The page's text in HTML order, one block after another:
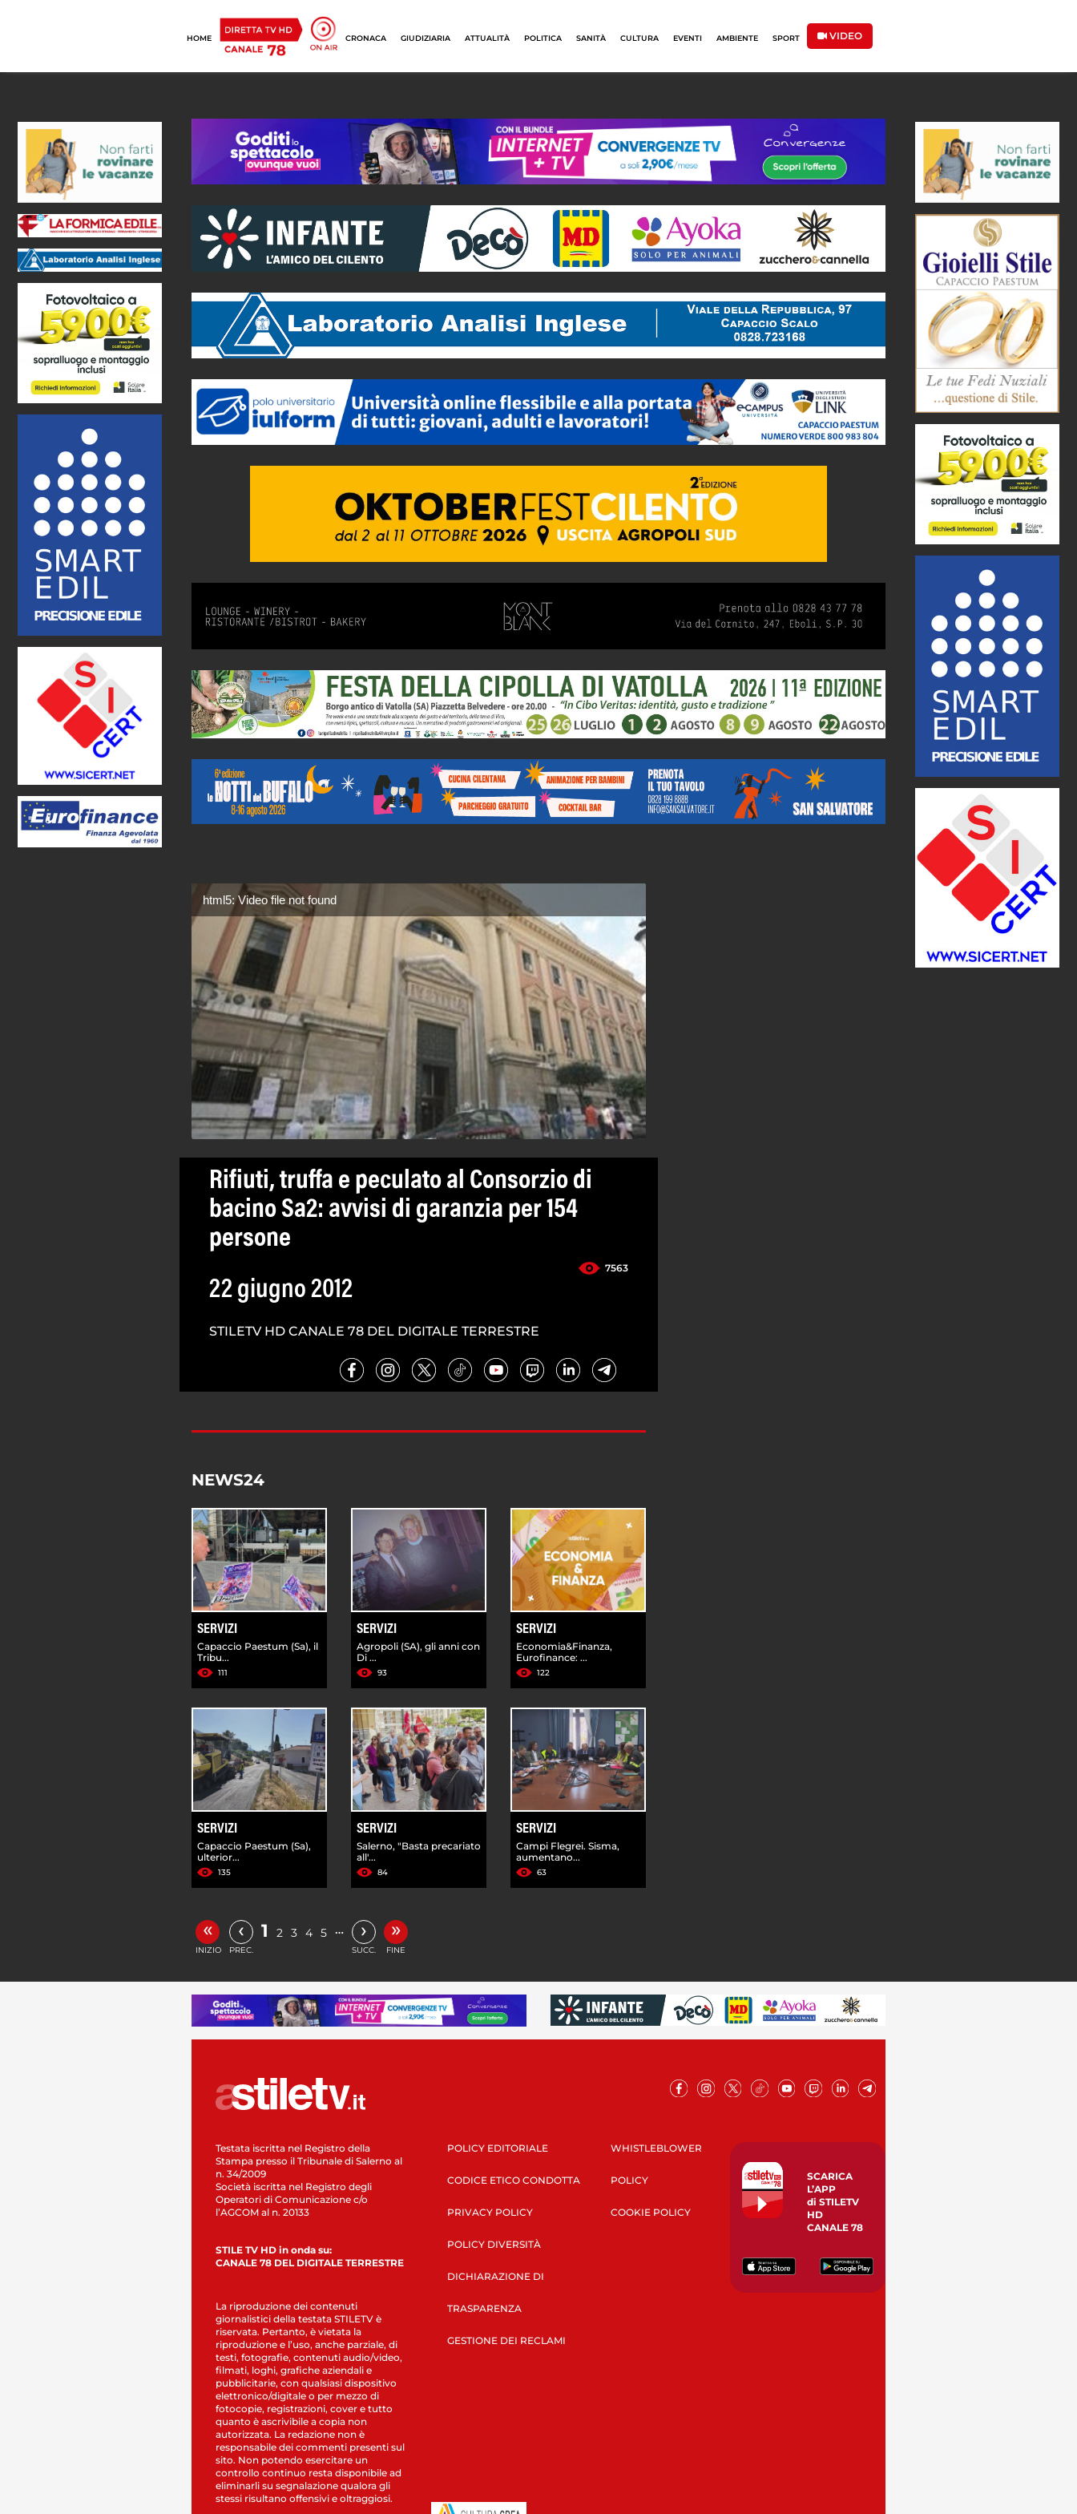
HOME CRONACA GIUDIZIARIA ATTUALITÀ POLITICA SANITÀ CULTURA EVENTI AMBIENTE SPORT VIDEO
html5: Video file not found
Rifiuti, truffa e peculato al Consorzio di
bacino Sa2: avvisi di garanzia per 154
persone
7563
22 giugno 2012
STILETV HD CANALE 78 DEL DIGITALE TERRESTRE
NEWS24
SERVIZI
Capaccio Paestum (Sa), il
Tribu...
111
SERVIZI
Agropoli (SA), gli anni con
Di ...
93
SERVIZI
Economia&Finanza,
Eurofinance: ...
122
SERVIZI
Capaccio Paestum (Sa),
ulterior...
135
SERVIZI
Salerno, "Basta precariato
all'...
84
SERVIZI
Campi Flegrei. Sisma,
aumentano...
63
«
INIZIO
‹
PREC.
1 2 3 4 5 … ›
SUCC.
»
FINE
Testata iscritta nel Registro della
Stampa presso il Tribunale di Salerno al
n. 34/2009
Società iscritta nel Registro degli
Operatori di Comunicazione c/o
l’AGCOM al n. 20133
STILE TV HD in onda su:
CANALE 78 DEL DIGITALE TERRESTRE
La riproduzione dei contenuti
giornalistici della testata STILETV è
riservata. Pertanto, è vietata la
riproduzione e l’uso, anche parziale, di
testi, fotografie, contenuti audio/video,
filmati, loghi, grafiche aziendali e
pubblicitarie, con qualsiasi dispositivo
elettronico/digitale o per mezzo di
fotocopie, registrazioni, cover e tutto
quanto è ascrivibile a copia non
autorizzata. La redazione non è
responsabile dei commenti presenti sul
sito. Non potendo esercitare un
controllo continuo resta disponibile ad
eliminarli su segnalazione qualora gli
stessi risultano offensivi e oltraggiosi.
POLICY EDITORIALE
CODICE ETICO CONDOTTA
PRIVACY POLICY
POLICY DIVERSITÀ
DICHIARAZIONE DI
TRASPARENZA
GESTIONE DEI RECLAMI
WHISTLEBLOWER
POLICY
COOKIE POLICY
SCARICA
L’APP
di STILETV
HD
CANALE 78